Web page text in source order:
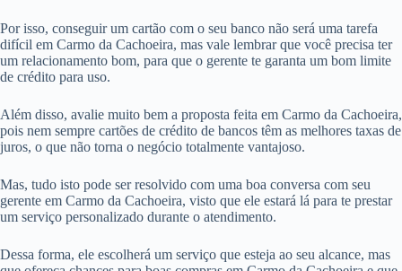
Por isso, conseguir um cartão com o seu banco não será uma tarefa
difícil em Carmo da Cachoeira, mas vale lembrar que você precisa ter
um relacionamento bom, para que o gerente te garanta um bom limite
de crédito para uso.
Além disso, avalie muito bem a proposta feita em Carmo da Cachoeira,
pois nem sempre cartões de crédito de bancos têm as melhores taxas de
juros, o que não torna o negócio totalmente vantajoso.
Mas, tudo isto pode ser resolvido com uma boa conversa com seu
gerente em Carmo da Cachoeira, visto que ele estará lá para te prestar
um serviço personalizado durante o atendimento.
Dessa forma, ele escolherá um serviço que esteja ao seu alcance, mas